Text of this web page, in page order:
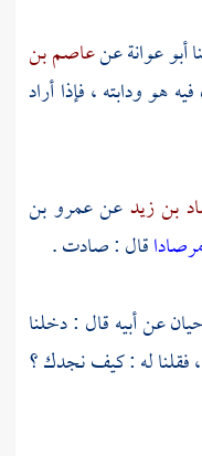
أبو عوانةعنعاصم بن
هو ودابته ، فإذا أراد
بن زيدعنعمرو بن
قال : صادت .
عن أبيه قال : دخلنا
له : كيف نجدك ؟